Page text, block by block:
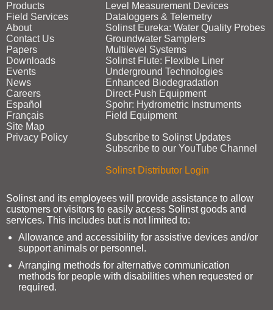
Products
Field Services
About
Contact Us
Papers
Downloads
Events
News
Careers
Español
Français
Site Map
Privacy Policy
Level Measurement Devices
Dataloggers & Telemetry
Solinst Eureka: Water Quality Probes
Groundwater Samplers
Multilevel Systems
Solinst Flute: Flexible Liner
Underground Technologies
Enhanced Biodegradation
Direct‑Push Equipment
Spohr: Hydrometric Instruments
Field Equipment
Subscribe to Solinst Updates
Subscribe to our YouTube Channel
Solinst Distributor Login
Solinst and its employees will provide assistance to allow
customers or visitors to easily access Solinst goods and
services. This includes but is not limited to:
Allowance and accessibility for assistive devices and/or
support animals or personnel.
Arranging methods for alternative communication
methods for people with disabilities when requested or
required.